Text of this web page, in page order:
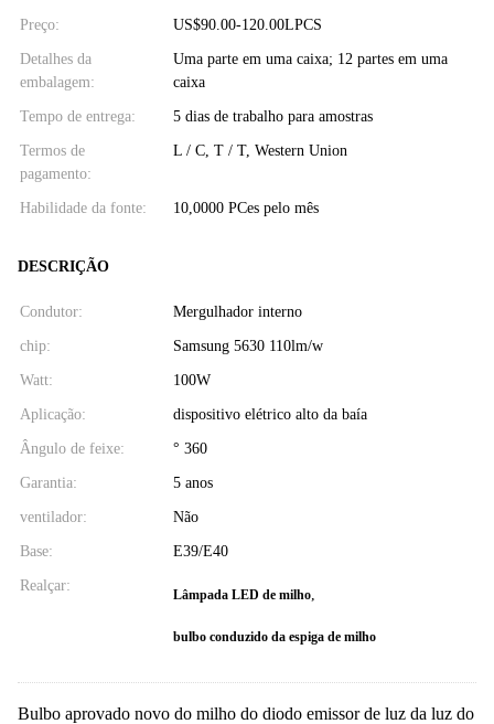
Preço: US$90.00-120.00LPCS
Detalhes da
embalagem:
Uma parte em uma caixa; 12 partes em uma
caixa
Tempo de entrega: 5 dias de trabalho para amostras
Termos de
pagamento:
L / C, T / T, Western Union
Habilidade da fonte: 10,0000 PCes pelo mês
DESCRIÇÃO
Condutor: Mergulhador interno
chip: Samsung 5630 110lm/w
Watt: 100W
Aplicação: dispositivo elétrico alto da baía
Ângulo de feixe: ° 360
Garantia: 5 anos
ventilador: Não
Base: E39/E40
Realçar:
Lâmpada LED de milho,
bulbo conduzido da espiga de milho
Bulbo aprovado novo do milho do diodo emissor de luz da luz do